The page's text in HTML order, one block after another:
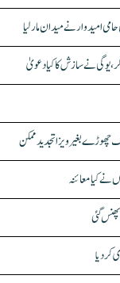
امیدوار نے میدان مار لیا
یوگی نے سازش کا کیا دعویٰ
نے کیا معائنہ
گئی